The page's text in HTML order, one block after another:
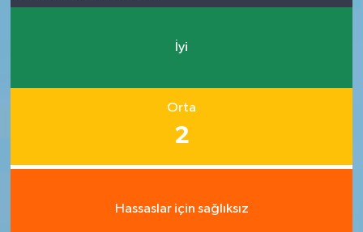
İyi
Orta
2
Hassaslar için sağlıksız